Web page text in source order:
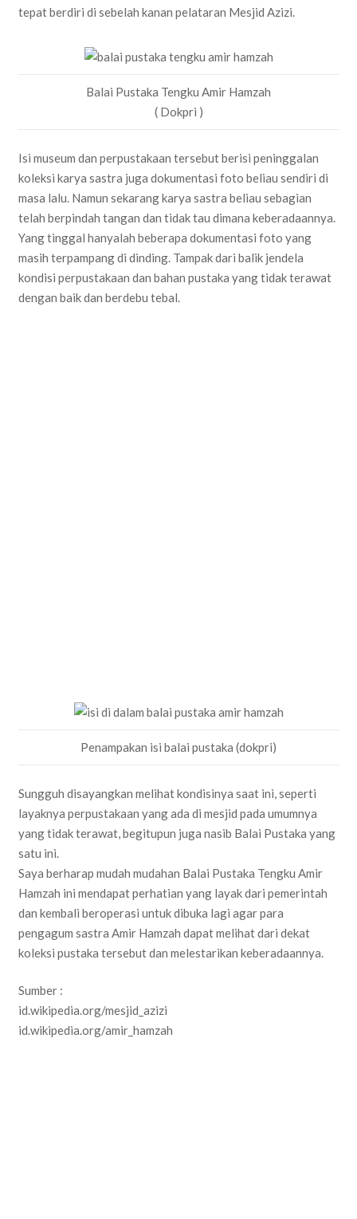
tepat berdiri di sebelah kanan pelataran Mesjid Azizi.
Balai Pustaka Tengku Amir Hamzah
( Dokpri )
Isi museum dan perpustakaan tersebut berisi peninggalan
koleksi karya sastra juga dokumentasi foto beliau sendiri di
masa lalu. Namun sekarang karya sastra beliau sebagian
telah berpindah tangan dan tidak tau dimana keberadaannya.
Yang tinggal hanyalah beberapa dokumentasi foto yang
masih terpampang di dinding. Tampak dari balik jendela
kondisi perpustakaan dan bahan pustaka yang tidak terawat
dengan baik dan berdebu tebal.
Penampakan isi balai pustaka (dokpri)
Sungguh disayangkan melihat kondisinya saat ini, seperti
layaknya perpustakaan yang ada di mesjid pada umumnya
yang tidak terawat, begitupun juga nasib Balai Pustaka yang
satu ini.
Saya berharap mudah mudahan Balai Pustaka Tengku Amir
Hamzah ini mendapat perhatian yang layak dari pemerintah
dan kembali beroperasi untuk dibuka lagi agar para
pengagum sastra Amir Hamzah dapat melihat dari dekat
koleksi pustaka tersebut dan melestarikan keberadaannya.
Sumber :
id.wikipedia.org/mesjid_azizi
id.wikipedia.org/amir_hamzah